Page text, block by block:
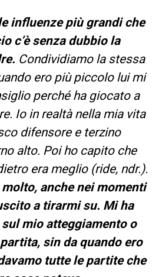
influenze più grandi che
c’è senza dubbio la
Condividiamo la stessa
ero più piccolo lui mi
perché ha giocato a
Io in realtà nella mia vita
difensore e terzino
alto. Poi ho capito che
era meglio (ride, ndr.).
anche nei momenti
a tirarmi su. Mi ha
mio atteggiamento o
sin da quando ero
tutte le partite che